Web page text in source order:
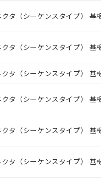
クタ（シーケンスタイプ） 基板
クタ（シーケンスタイプ） 基板
クタ（シーケンスタイプ） 基板
クタ（シーケンスタイプ） 基板
クタ（シーケンスタイプ） 基板
クタ（シーケンスタイプ） 基板
の在庫状況につ
当のオムロン制御
当社販売員にご確
ていない機種
販売店や当社販売拠
ワーク
」をご確認
準価格結果を当社の
三者に漏洩または開
いします。
部品リスト作成サー
ただくには、I-Web
録されている必要が
サイト上で当社にご
ストについて、当社
利用者が、当社の製
するお客様との取
範囲で利用すること
。